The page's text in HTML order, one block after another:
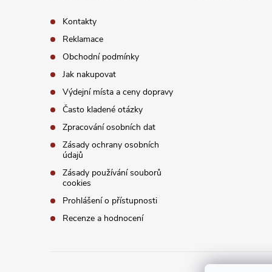
Kontakty
Reklamace
Obchodní podmínky
Jak nakupovat
Výdejní místa a ceny dopravy
Často kladené otázky
Zpracování osobních dat
Zásady ochrany osobních
údajů
Zásady používání souborů
cookies
Prohlášení o přístupnosti
Recenze a hodnocení